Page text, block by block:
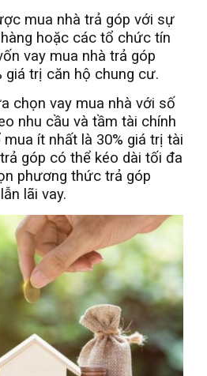
mua nhà trả góp với sự
hoặc các tổ chức tín
vay mua nhà trả góp
giá trị căn hộ chung cư.
chọn vay mua nhà với số
nhu cầu và tầm tài chính
ít nhất là 30% giá trị tài
góp có thể kéo dài tối đa
phương thức trả góp
lãi vay.